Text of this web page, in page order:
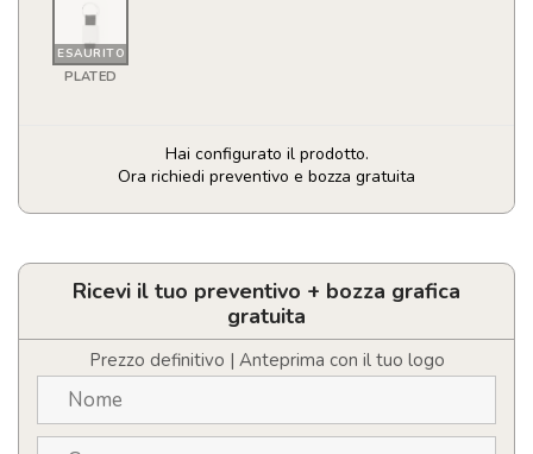
ESAURITO
PLATED
Hai configurato il prodotto.
Ora richiedi preventivo e bozza gratuita
Portachiavi
alluminio
riciclatoRicevi il tuo preventivo + bozza grafica
gratuita
Prezzo definitivo | Anteprima con il tuo logo